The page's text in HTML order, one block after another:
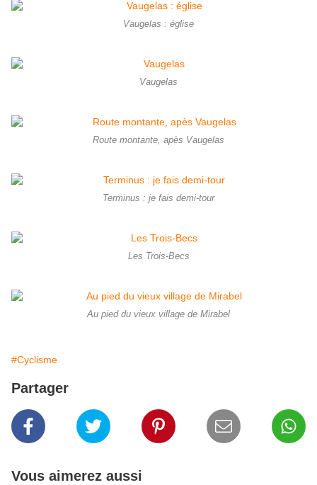
Vaugelas : église
Vaugelas
Route montante, apès Vaugelas
Terminus : je fais demi-tour
Les Trois-Becs
Au pied du vieux village de Mirabel
#Cyclisme
Partager
Vous aimerez aussi